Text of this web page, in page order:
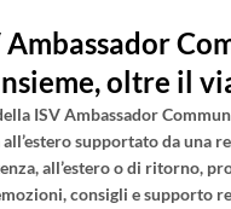
Ambassador
oltre il
ISV Ambassador
all’estero supportato da una
all’estero o di ritorno,
consigli e supporto